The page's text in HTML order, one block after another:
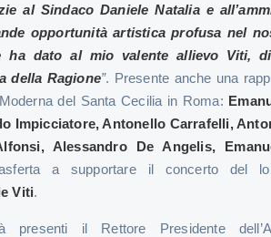
al Sindaco Daniele Natalia e
opportunità artistica profusa nel
ha dato al mio valente allievo Viti,
della Ragione”. Presente anche una
del Santa Cecilia in Roma:
Impicciatore, Antonello Carrafelli,
Alessandro De Angelis,
a supportare il concerto del
Viti.
presenti il Rettore Presidente